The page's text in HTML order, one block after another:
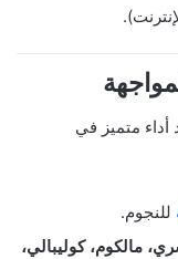
أداء متميز في
للنجوم.
مالكوم، كوليبالي،